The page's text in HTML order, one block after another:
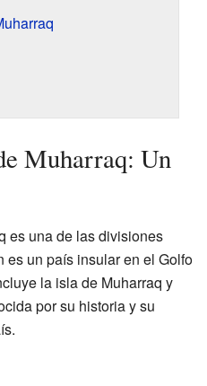
Muharraq: Un
es una de las divisiones
es un país insular en el Golfo
la isla de Muharraq y
por su historia y su